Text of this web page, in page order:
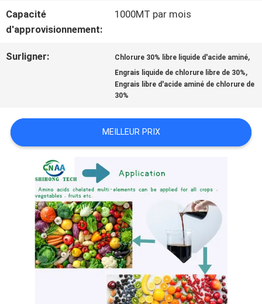
DE
QUALITÉ
DEMANDEZ
UNE
CITATION
PLAN
Capacité
d'approvisionnement:
1000MT par mois
Surligner: Chlorure 30% libre liquide d'acide aminé,
Engrais liquide de chlorure libre de 30%,
Engrais libre d'acide aminé de chlorure de
30%
MEILLEUR PRIX